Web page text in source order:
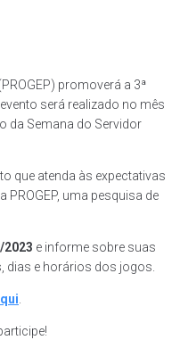
promoverá a 3ª
será realizado no mês
da Semana do Servidor
que atenda às expectativas
uma pesquisa de
2023 e informe sobre suas
dias e horários dos jogos.